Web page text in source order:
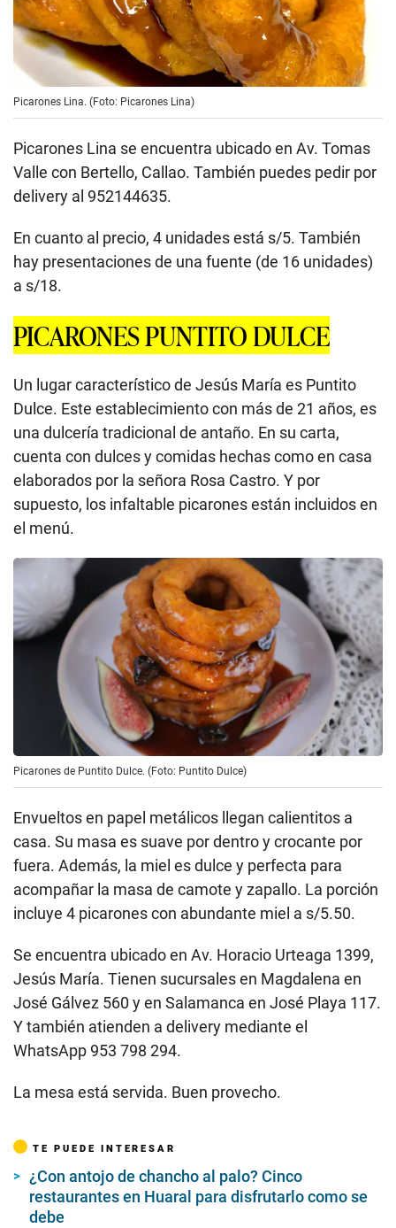
Picarones Lina. (Foto: Picarones Lina)
Picarones Lina se encuentra ubicado en Av. Tomas
Valle con Bertello, Callao. También puedes pedir por
delivery al 952144635.
En cuanto al precio, 4 unidades está s/5. También
hay presentaciones de una fuente (de 16 unidades)
a s/18.
PICARONES PUNTITO DULCE
Un lugar característico de Jesús María es Puntito
Dulce. Este establecimiento con más de 21 años, es
una dulcería tradicional de antaño. En su carta,
cuenta con dulces y comidas hechas como en casa
elaborados por la señora Rosa Castro. Y por
supuesto, los infaltable picarones están incluidos en
el menú.
Picarones de Puntito Dulce. (Foto: Puntito Dulce)
Envueltos en papel metálicos llegan calientitos a
casa. Su masa es suave por dentro y crocante por
fuera. Además, la miel es dulce y perfecta para
acompañar la masa de camote y zapallo. La porción
incluye 4 picarones con abundante miel a s/5.50.
Se encuentra ubicado en Av. Horacio Urteaga 1399,
Jesús María. Tienen sucursales en Magdalena en
José Gálvez 560 y en Salamanca en José Playa 117.
Y también atienden a delivery mediante el
WhatsApp 953 798 294.
La mesa está servida. Buen provecho.
TE PUEDE INTERESAR
¿Con antojo de chancho al palo? Cinco
restaurantes en Huaral para disfrutarlo como se
debe